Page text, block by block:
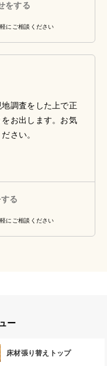
をする
にご相談ください
調査をした上で正
お出します。お気
さい。
る
にご相談ください
ー
床材張り替えトップ